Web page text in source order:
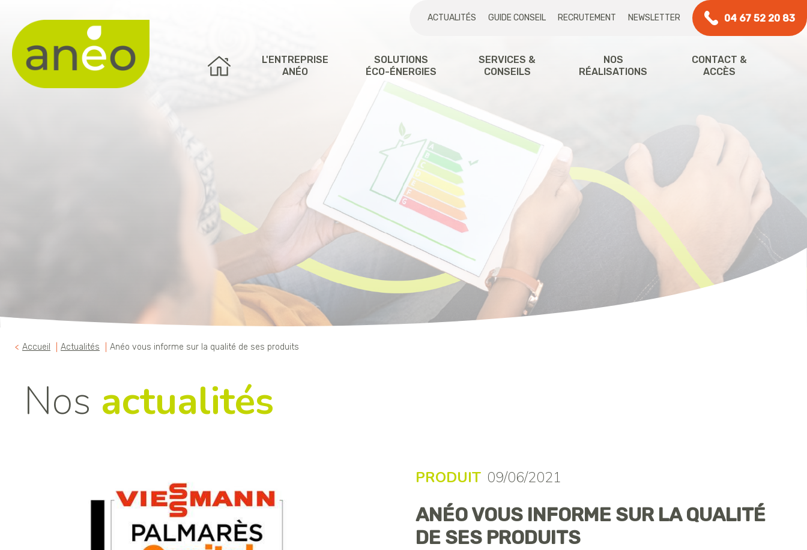
ACTUALITÉS GUIDE CONSEIL RECRUTEMENT NEWSLETTER 04 67 52 20 83
L'ENTREPRISE
ANÉO
SOLUTIONS
ÉCO-ÉNERGIES
SERVICES &
CONSEILS
NOS
RÉALISATIONS
CONTACT &
ACCÈS
Accueil Actualités Anéo vous informe sur la qualité de ses produits
Nos actualités
PRODUIT 09/06/2021
ANÉO VOUS INFORME SUR LA QUALITÉ
DE SES PRODUITS